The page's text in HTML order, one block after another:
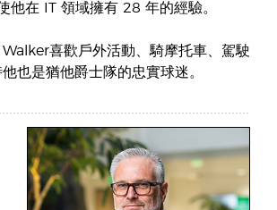
他在 IT 領域擁有 28 年的經驗。
Walker喜歡戶外活動、騎摩托車、駕駛
也是猶他爵士隊的忠實球迷。